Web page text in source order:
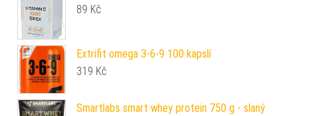
89 Kč
Extrifit omega 3-6-9 100 kapslí
319 Kč
Smartlabs smart whey protein 750 g - slaný